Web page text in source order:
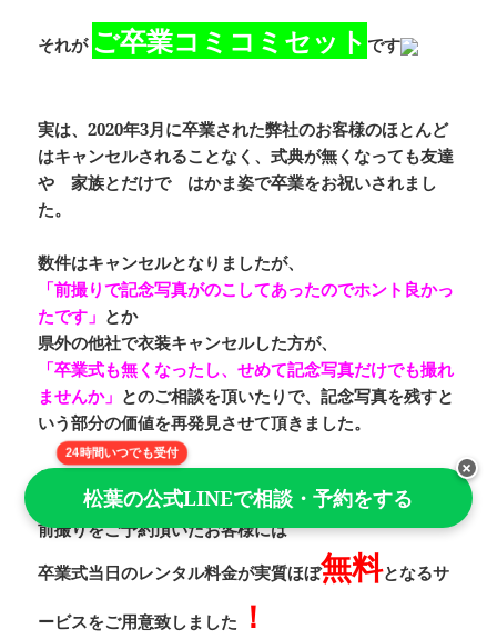
それが ご卒業コミコミセットです
実は、2020年3月に卒業された弊社のお客様のほとんど
はキャンセルされることなく、式典が無くなっても友達
や 家族とだけで はかま姿で卒業をお祝いされまし
た。
数件はキャンセルとなりましたが、
「前撮りで記念写真がのこしてあったのでホント良かっ
たです」 とか
県外の他社で衣装キャンセルした方が、
「卒業式も無くなったし、せめて記念写真だけでも撮れ
ませんか」 とのご相談を頂いたりで、記念写真を残すと
いう部分の価値を再発見させて頂きました。
そこで、
2021年3月ご卒業の方に向けまして
前撮りをご予約頂いたお客様には
卒業式当日のレンタル料金が実質ほぼ無料となるサ
ービスをご用意致しました ！
24時間いつでも受付
松葉の公式LINEで相談・予約をする
×